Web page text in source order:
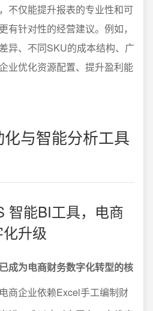
不仅能提升报表的专业性和可
有针对性的经营建议。例如，
异、不同SKU的成本结构、广
业优化资源配置、提升盈利能
与智能分析工具
智能BI工具，电商
升级
成为电商财务数字化转型的核
商企业依赖Excel手工编制财